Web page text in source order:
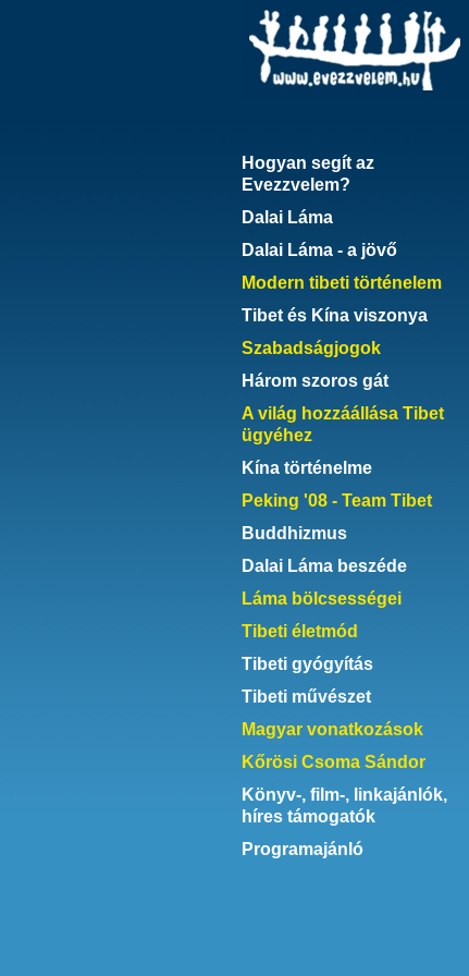
Hogyan segít az
Evezzvelem?
Dalai Láma
Dalai Láma - a jövő
Modern tibeti történelem
Tibet és Kína viszonya
Szabadságjogok
Három szoros gát
A világ hozzáállása Tibet
ügyéhez
Kína történelme
Peking '08 - Team Tibet
Buddhizmus
Dalai Láma beszéde
Láma bölcsességei
Tibeti életmód
Tibeti gyógyítás
Tibeti művészet
Magyar vonatkozások
Kőrösi Csoma Sándor
Könyv-, film-, linkajánlók,
híres támogatók
Programajánló